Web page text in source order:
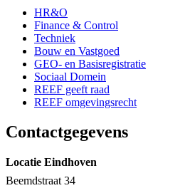
HR&O
Finance & Control
Techniek
Bouw en Vastgoed
GEO- en Basisregistratie
Sociaal Domein
REEF geeft raad
REEF omgevingsrecht
Contactgegevens
Locatie Eindhoven
Beemdstraat 34